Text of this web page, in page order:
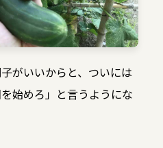
がいいからと、ついには
始めろ」と言うようにな